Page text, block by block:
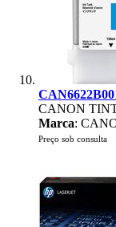
CANON
Marca:
Preço sob consulta